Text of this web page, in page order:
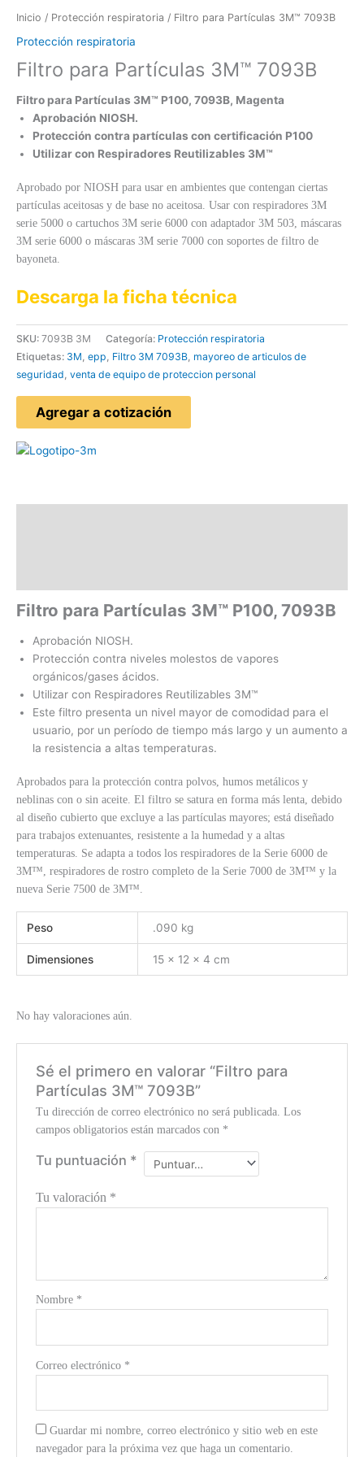
Inicio / Protección respiratoria / Filtro para Partículas 3M™ 7093B
Protección respiratoria
Filtro para Partículas 3M™ 7093B
Filtro para Partículas 3M™ P100, 7093B, Magenta
Aprobación NIOSH.
Protección contra partículas con certificación P100
Utilizar con Respiradores Reutilizables 3M™
Aprobado por NIOSH para usar en ambientes que contengan ciertas
partículas aceitosas y de base no aceitosa. Usar con respiradores 3M
serie 5000 o cartuchos 3M serie 6000 con adaptador 3M 503, máscaras
3M serie 6000 o máscaras 3M serie 7000 con soportes de filtro de
bayoneta.
Descarga la ficha técnica
SKU: 7093B 3M Categoría: Protección respiratoria
Etiquetas: 3M epp Filtro 3M 7093B mayoreo de articulos de
seguridad venta de equipo de proteccion personal
Agregar a cotización
Filtro para Partículas 3M™ P100, 7093B
Aprobación NIOSH.
Protección contra niveles molestos de vapores
orgánicos/gases ácidos.
Utilizar con Respiradores Reutilizables 3M™
Este filtro presenta un nivel mayor de comodidad para el
usuario, por un período de tiempo más largo y un aumento a
la resistencia a altas temperaturas.
Aprobados para la protección contra polvos, humos metálicos y
neblinas con o sin aceite. El filtro se satura en forma más lenta, debido
al diseño cubierto que excluye a las partículas mayores; está diseñado
para trabajos extenuantes, resistente a la humedad y a altas
temperaturas. Se adapta a todos los respiradores de la Serie 6000 de
3M™, respiradores de rostro completo de la Serie 7000 de 3M™ y la
nueva Serie 7500 de 3M™.
Peso .090 kg
Dimensiones 15 × 12 × 4 cm
No hay valoraciones aún.
Sé el primero en valorar “Filtro para
Partículas 3M™ 7093B”
Tu dirección de correo electrónico no será publicada. Los
campos obligatorios están marcados con *
Tu puntuación *
Tu valoración *
Nombre *
Correo electrónico *
Guardar mi nombre, correo electrónico y sitio web en este
navegador para la próxima vez que haga un comentario.